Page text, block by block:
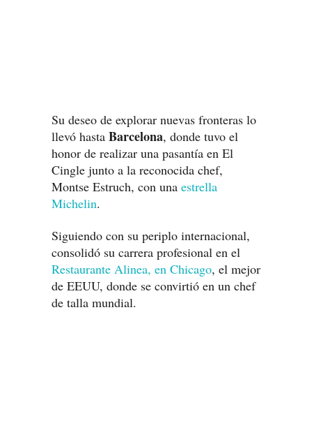
Su deseo de explorar nuevas fronteras lo
llevó hasta Barcelona, donde tuvo el
honor de realizar una pasantía en El
Cingle junto a la reconocida chef,
Montse Estruch, con una estrella
Michelin.
Siguiendo con su periplo internacional,
consolidó su carrera profesional en el
Restaurante Alinea, en Chicago, el mejor
de EEUU, donde se convirtió en un chef
de talla mundial.